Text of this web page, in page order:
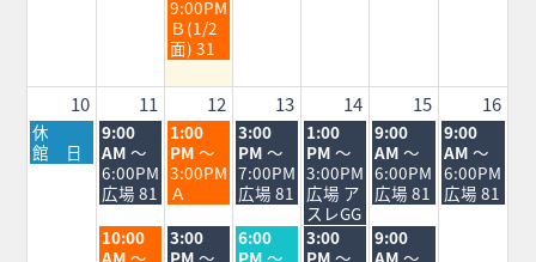
日,
8
月
5th
2026
9:00PM
Ｂ(1/2
面) 31
10 11 12 13 14 15 16
月
曜
日,
休
館 日
火
曜
日,
8
月
11th
2026
9:00
AM ～
6:00PM
広場 81
水
曜
日,
8
月
12th
2026
1:00
PM ～
3:00PM
Ａ
木
曜
日,
8
月
13th
2026
3:00
PM ～
7:00PM
広場 81
金
曜
日,
8
月
14th
2026
1:00
PM ～
3:00PM
広場 ア
スレGG
土
曜
日,
8
月
15th
2026
9:00
AM ～
6:00PM
広場 81
日
曜
日,
8
月
9:00
AM ～
6:00PM
広場 81
火
曜
10:00
AM ～
水
曜
3:00
PM ～
木
曜
6:00
PM ～
金
曜
3:00
PM ～
土
曜
9:00
AM ～